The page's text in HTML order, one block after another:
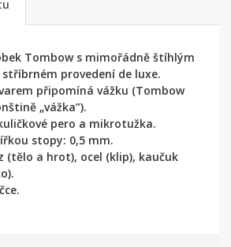
Tombow s mimořádně štíhlým
provedení de luxe.
připomíná vážku (Tombow
„vážka”).
pero a mikrotužka.
stopy: 0,5 mm.
(tělo a hrot), ocel (klip), kaučuk